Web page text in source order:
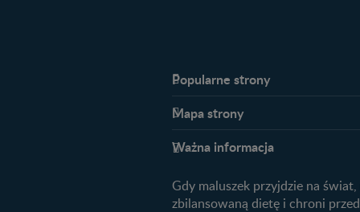
Popularne strony​
Kontakt
FAQ
Mapa strony​
Plamienie implantacyjne – objawy i
Jak zaplanować płeć dziecka?
Ważna informacja
Gdy maluszek przyjdzie na
zbilansowaną dietę i chroni